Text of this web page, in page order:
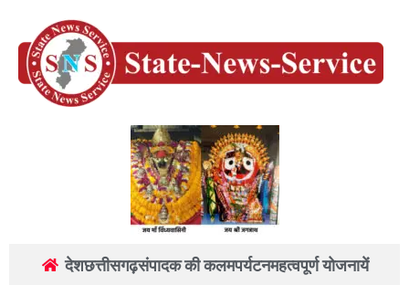
देशछत्तीसगढ़संपादक की कलमपर्यटनमहत्वपूर्ण योजनायें